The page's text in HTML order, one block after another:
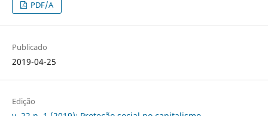
PDF/A
Publicado
2019-04-25
Edição